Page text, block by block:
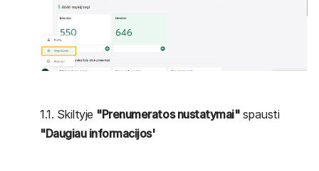
1.1. Skiltyje "Prenumeratos nustatymai"spausti
"Daugiau informacijos'